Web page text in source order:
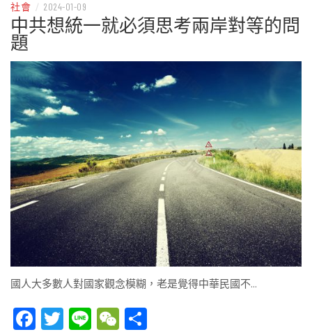
社會 / 2024-01-09
中共想統一就必須思考兩岸對等的問
題
國人大多數人對國家觀念模糊，老是覺得中華民國不…
Facebook
Twitter
LineWeChat